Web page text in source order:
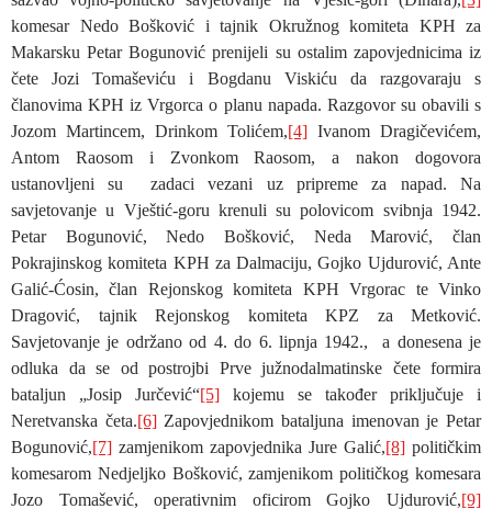
komesar Nedo Bošković i tajnik Okružnog komiteta KPH za
Makarsku Petar Bogunović prenijeli su ostalim zapovjednicima iz
čete Jozi Tomaševiću i Bogdanu Viskiću da razgovaraju s
članovima KPH iz Vrgorca o planu napada. Razgovor su obavili s
Jozom Martincem, Drinkom Tolićem,[4] Ivanom Dragičevićem,
Antom Raosom i Zvonkom Raosom, a nakon dogovora
ustanovljeni su zadaci vezani uz pripreme za napad. Na
savjetovanje u Vještić-goru krenuli su polovicom svibnja 1942.
Petar Bogunović, Nedo Bošković, Neda Marović, član
Pokrajinskog komiteta KPH za Dalmaciju, Gojko Ujdurović, Ante
Galić-Ćosin, član Rejonskog komiteta KPH Vrgorac te Vinko
Dragović, tajnik Rejonskog komiteta KPZ za Metković.
Savjetovanje je održano od 4. do 6. lipnja 1942., a donesena je
odluka da se od postrojbi Prve južnodalmatinske čete formira
bataljun „Josip Jurčević“[5] kojemu se također priključuje i
Neretvanska četa.[6]Zapovjednikom bataljuna imenovan je Petar
Bogunović,[7] zamjenikom zapovjednika Jure Galić,[8] političkim
komesarom Nedjeljko Bošković, zamjenikom političkog komesara
Jozo Tomašević, operativnim oficirom Gojko Ujdurović,[9]